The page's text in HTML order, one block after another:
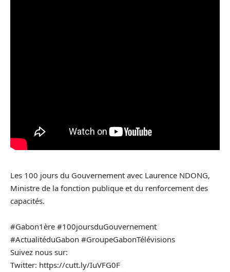
Les 100 jours du Gouvernement avec Laurence NDONG,
Ministre de la fonction publique et du renforcement des
capacités.
#Gabon1ère #100joursduGouvernement
#ActualitéduGabon #GroupeGabonTélévisions
Suivez nous sur:
Twitter: https://cutt.ly/IuVFG0F